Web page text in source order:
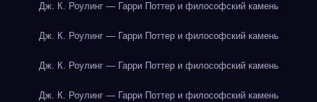
Дж. К. Роулинг — Гарри Поттер и философский камень
Дж. К. Роулинг — Гарри Поттер и философский камень
Дж. К. Роулинг — Гарри Поттер и философский камень
Дж. К. Роулинг — Гарри Поттер и философский камень